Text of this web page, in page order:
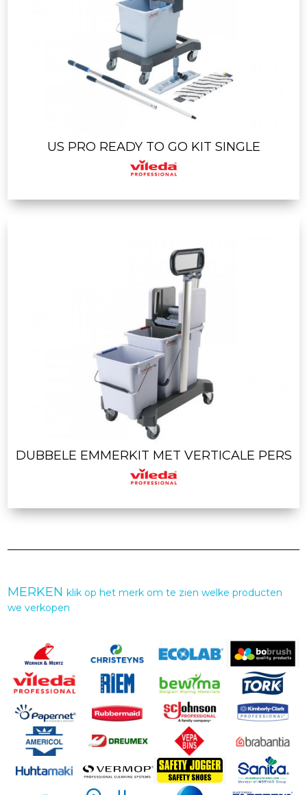
US PRO READY TO GO KIT SINGLE
DUBBELE EMMERKIT MET VERTICALE PERS
MERKENklik op het merk om te zien welke producten
we verkopen